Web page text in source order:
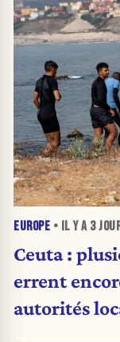
EUROPE • IL Y A 3
Ceuta :
errent
autorités